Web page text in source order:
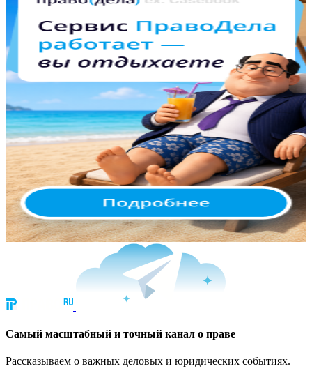
Cамый масштабный и точный канал о праве
Рассказываем о важных деловых и юридических событиях.